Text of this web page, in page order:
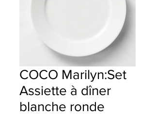
COCO Marilyn:Set
Assiette à dîner
blanche ronde